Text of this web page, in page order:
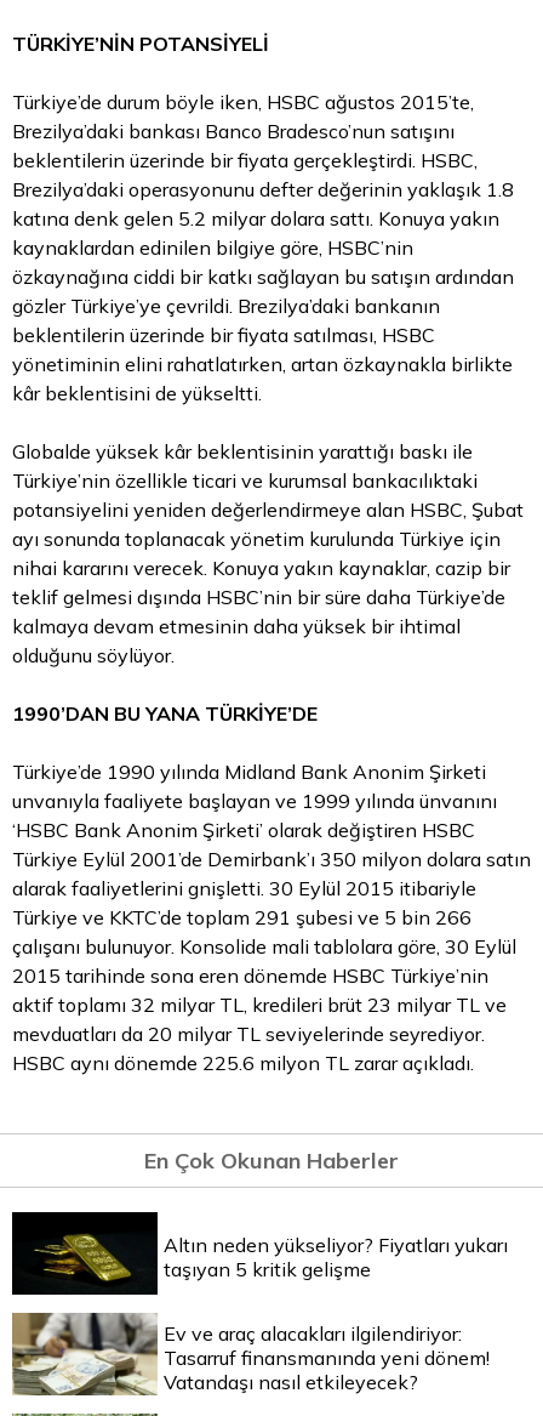
TÜRKİYE’NİN POTANSİYELİ
Türkiye’de durum böyle iken, HSBC ağustos 2015’te,
Brezilya’daki bankası Banco Bradesco’nun satışını
beklentilerin üzerinde bir fiyata gerçekleştirdi. HSBC,
Brezilya’daki operasyonunu defter değerinin yaklaşık 1.8
katına denk gelen 5.2 milyar dolara sattı. Konuya yakın
kaynaklardan edinilen bilgiye göre, HSBC’nin
özkaynağına ciddi bir katkı sağlayan bu satışın ardından
gözler Türkiye’ye çevrildi. Brezilya’daki bankanın
beklentilerin üzerinde bir fiyata satılması, HSBC
yönetiminin elini rahatlatırken, artan özkaynakla birlikte
kâr beklentisini de yükseltti.
Globalde yüksek kâr beklentisinin yarattığı baskı ile
Türkiye’nin özellikle ticari ve kurumsal bankacılıktaki
potansiyelini yeniden değerlendirmeye alan HSBC, Şubat
ayı sonunda toplanacak yönetim kurulunda Türkiye için
nihai kararını verecek. Konuya yakın kaynaklar, cazip bir
teklif gelmesi dışında HSBC’nin bir süre daha Türkiye’de
kalmaya devam etmesinin daha yüksek bir ihtimal
olduğunu söylüyor.
1990’DAN BU YANA TÜRKİYE’DE
Türkiye’de 1990 yılında Midland Bank Anonim Şirketi
unvanıyla faaliyete başlayan ve 1999 yılında ünvanını
‘HSBC Bank Anonim Şirketi’ olarak değiştiren HSBC
Türkiye Eylül 2001’de Demirbank’ı 350 milyon dolara satın
alarak faaliyetlerini gnişletti. 30 Eylül 2015 itibariyle
Türkiye ve KKTC’de toplam 291 şubesi ve 5 bin 266
çalışanı bulunuyor. Konsolide mali tablolara göre, 30 Eylül
2015 tarihinde sona eren dönemde HSBC Türkiye’nin
aktif toplamı 32 milyar TL, kredileri brüt 23 milyar TL ve
mevduatları da 20 milyar TL seviyelerinde seyrediyor.
HSBC aynı dönemde 225.6 milyon TL zarar açıkladı.
En Çok Okunan Haberler
Altın neden yükseliyor? Fiyatları yukarı
taşıyan 5 kritik gelişme
Ev ve araç alacakları ilgilendiriyor:
Tasarruf finansmanında yeni dönem!
Vatandaşı nasıl etkileyecek?